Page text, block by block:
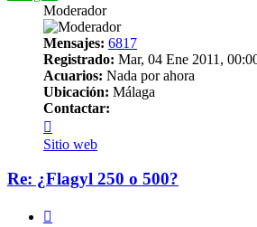
Moderador
Mensajes: 6817
Registrado: Mar, 04 Ene 2011,
Acuarios: Nada por ahora
Ubicación: Málaga
Contactar:
Mádgico
Sitio web
Re: ¿Flagyl 250 o 500?